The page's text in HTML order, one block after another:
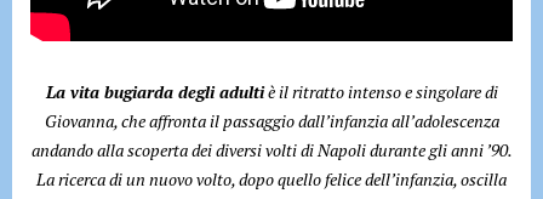
La vita bugiarda degli adultiè il ritratto intenso e singolare di
Giovanna, che affronta il passaggio dall’infanzia all’adolescenza
andando alla scoperta dei diversi volti di Napoli durante gli anni ’90.
La ricerca di un nuovo volto, dopo quello felice dell’infanzia, oscilla